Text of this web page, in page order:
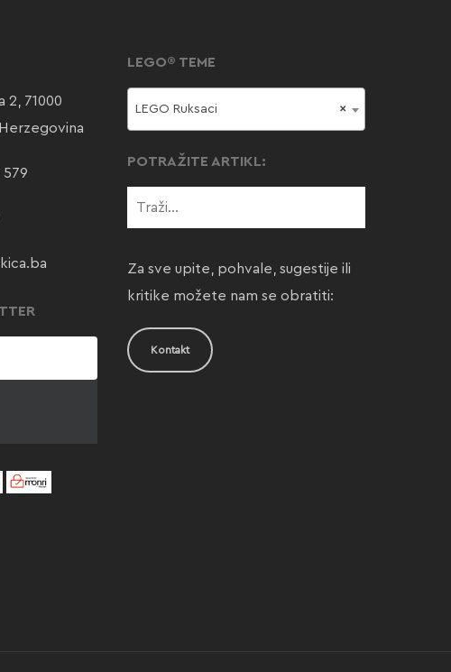
2, 71000
579
LEGO® TEME
×
LEGO Ruksaci
POTRAŽITE ARTIKL:
Za sve upite, pohvale, sugestije ili
kritike možete nam se obratiti:
Kontakt